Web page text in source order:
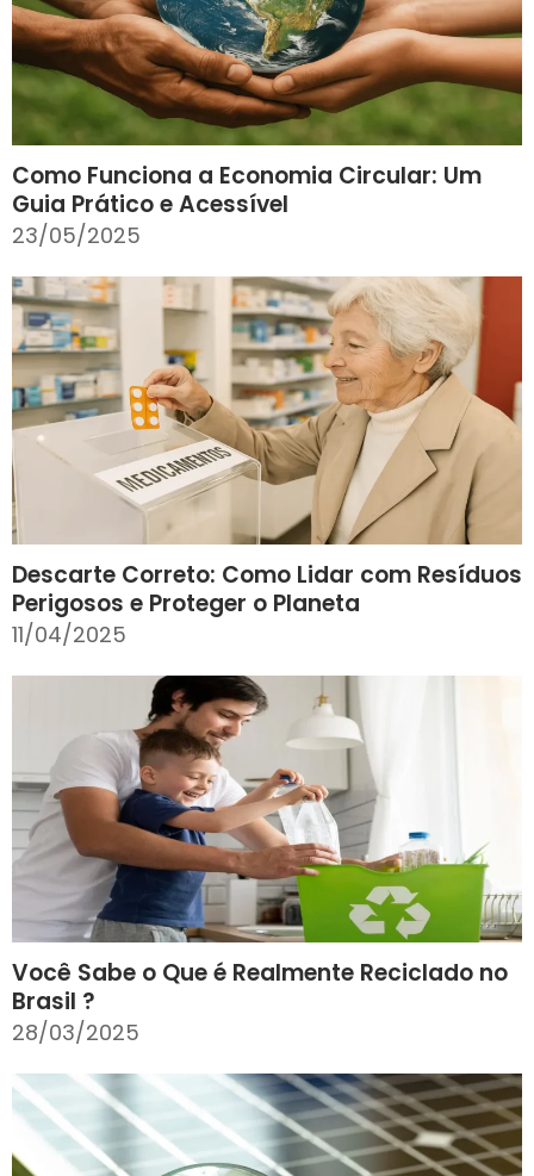
Como Funciona a Economia Circular: Um
Guia Prático e Acessível
23/05/2025
Descarte Correto: Como Lidar com Resíduos
Perigosos e Proteger o Planeta
11/04/2025
Você Sabe o Que é Realmente Reciclado no
Brasil ?
28/03/2025